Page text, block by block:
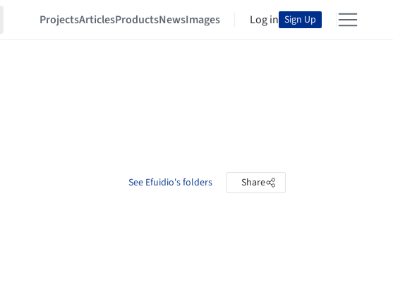
ProjectsArticlesProductsNewsImages Log in Sign Up
See Efuidio's folders Share